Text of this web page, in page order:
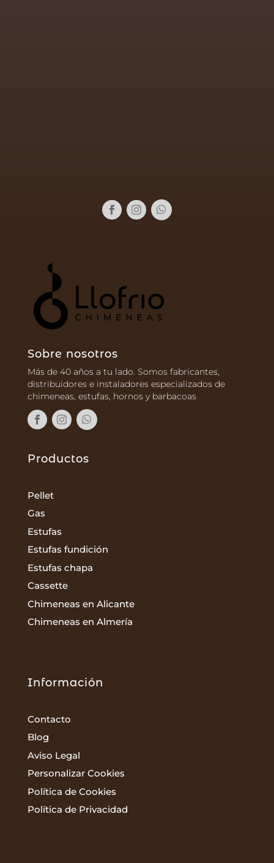
Sobre nosotros
Más de 40 años a tu lado. Somos fabricantes,
distribuidores e instaladores especializados de
chimeneas, estufas, hornos y barbacoas
Productos
Pellet
Gas
Estufas
Estufas fundición
Estufas chapa
Cassette
Chimeneas en Alicante
Chimeneas en Almería
Información
Contacto
Blog
Aviso Legal
Personalizar Cookies
Política de Cookies
Política de Privacidad